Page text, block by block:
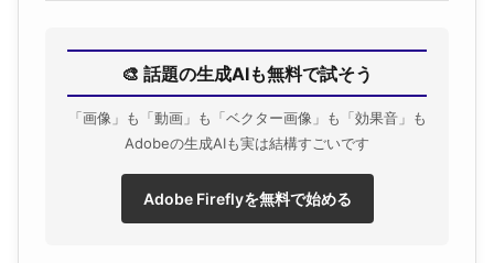
🎨 話題の生成AIも無料で試そう
「画像」も「動画」も「ベクター画像」も「効果音」も
Adobeの生成AIも実は結構すごいです
Adobe Fireflyを無料で始める